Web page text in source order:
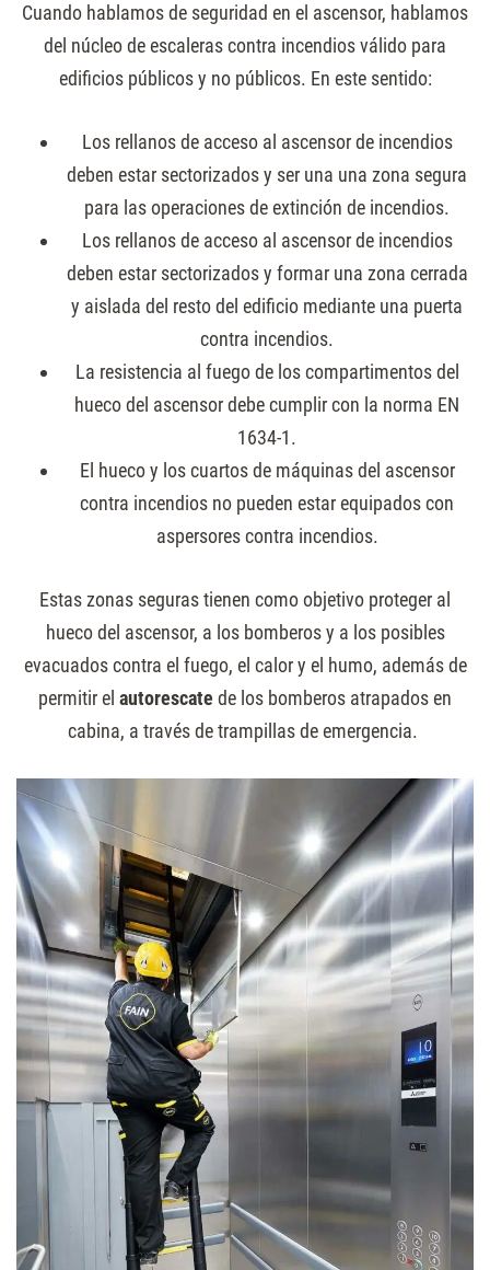
Cuando hablamos de seguridad en el ascensor, hablamos
del núcleo de escaleras contra incendios válido para
edificios públicos y no públicos. En este sentido:
Los rellanos de acceso al ascensor de incendios
deben estar sectorizados y ser una una zona segura
para las operaciones de extinción de incendios.
Los rellanos de acceso al ascensor de incendios
deben estar sectorizados y formar una zona cerrada
y aislada del resto del edificio mediante una puerta
contra incendios.
La resistencia al fuego de los compartimentos del
hueco del ascensor debe cumplir con la norma EN
1634-1.
El hueco y los cuartos de máquinas del ascensor
contra incendios no pueden estar equipados con
aspersores contra incendios.
Estas zonas seguras tienen como objetivo proteger al
hueco del ascensor, a los bomberos y a los posibles
evacuados contra el fuego, el calor y el humo, además de
permitir el autorescate de los bomberos atrapados en
cabina, a través de trampillas de emergencia.